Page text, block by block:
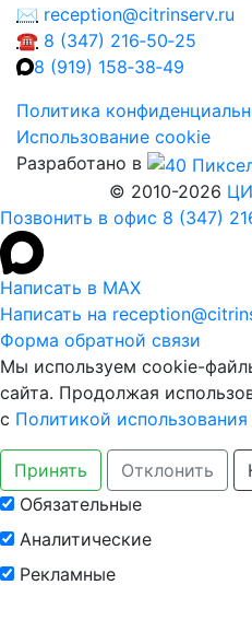
✉ reception@citrinserv.ru
☎ 8 (347) 216‑50‑25
8 (919) 158‑38‑49
Политика
Использование cookie
Разработано в
© 2010-2026
Позвонить в офис 8 (347)
Написать в MAX
Написать на
Форма обратной связи
Мы используем cookie-
сайта. Продолжая
с Политикой
Принять Отклонить
Обязательные
Аналитические
Рекламные